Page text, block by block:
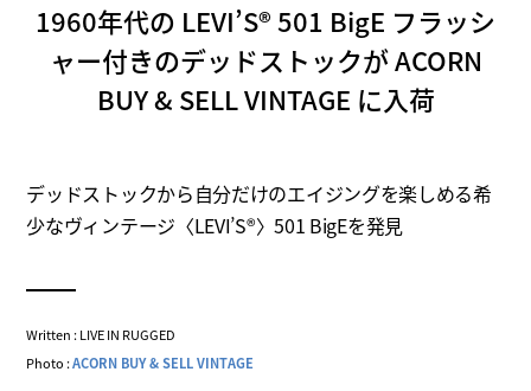
1960年代の LEVI’S® 501 BigE フラッシ
ャー付きのデッドストックが ACORN
BUY & SELL VINTAGE に入荷
デッドストックから自分だけのエイジングを楽しめる希
少なヴィンテージ〈LEVI’S®〉501 BigEを発見
Written : LIVE IN RUGGED
Photo :ACORN BUY & SELL VINTAGE